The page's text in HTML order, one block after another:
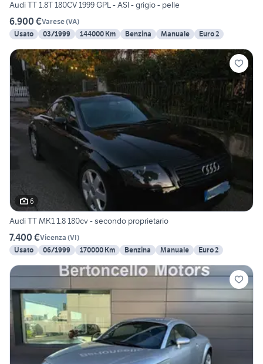
Audi TT 1.8T 180CV 1999 GPL - ASI - grigio - pelle
6.900 €Varese(VA)
Usato
03/1999 144000 Km Benzina Manuale Euro 2
6
Audi TT MK1 1.8 180cv - secondo proprietario
7.400 €Vicenza (VI)
Usato
06/1999 170000 Km Benzina Manuale Euro 2